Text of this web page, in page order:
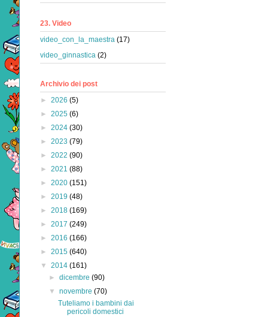
23. Video
video_con_la_maestra (17)
video_ginnastica (2)
Archivio dei post
► 2026 (5)
► 2025 (6)
► 2024 (30)
► 2023 (79)
► 2022 (90)
► 2021 (88)
► 2020 (151)
► 2019 (48)
► 2018 (169)
► 2017 (249)
► 2016 (166)
► 2015 (640)
▼ 2014 (161)
►dicembre(90)
▼novembre(70)
Tuteliamo i bambini dai
pericoli domestici